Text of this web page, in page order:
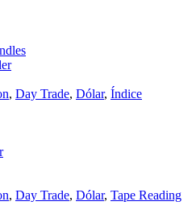
, Day Trade, Dólar, Índice
, Day Trade, Dólar, Tape Reading